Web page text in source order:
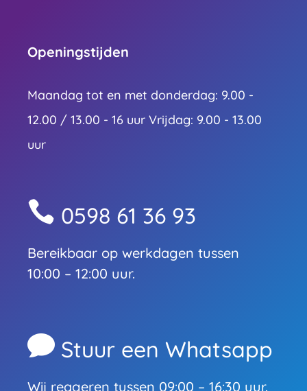
Openingstijden
Maandag tot en met donderdag: 9.00 -
12.00 / 13.00 - 16 uur Vrijdag: 9.00 - 13.00
uur
 0598 61 36 93
Bereikbaar op werkdagen tussen
10:00 – 12:00 uur.
 Stuur een Whatsapp
Wij reageren tussen 09:00 – 16:30 uur.